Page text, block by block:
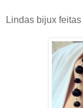
Lindas bijux